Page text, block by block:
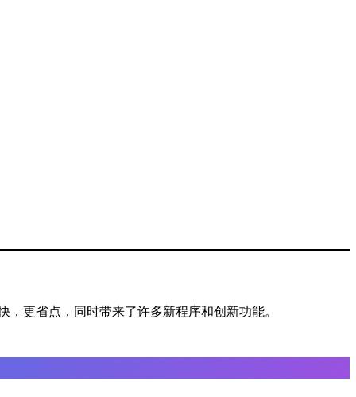
，更省点，同时带来了许多新程序和创新功能。